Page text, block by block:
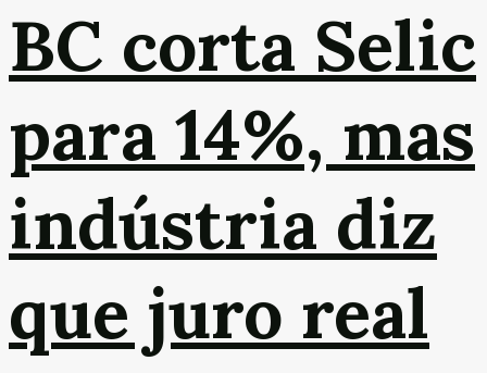
BC corta Selic
para 14%, mas
indústria diz
que juro real